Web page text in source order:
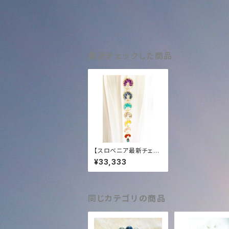
最近チェックした商品
【スロベニア最新チェン
バー・宇宙7種族アクテ
ィベーション済】7チャク
ラ・ツリー・オブ・ライフ
¥33,333
同じカテゴリの商品